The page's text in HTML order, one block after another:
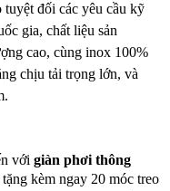
tuyệt đối các yêu cầu kỹ
gia, chất liệu sản
cao, cùng inox 100%
chịu tải trọng lớn, và
với giàn phơi thông
tặng kèm ngay 20 móc treo